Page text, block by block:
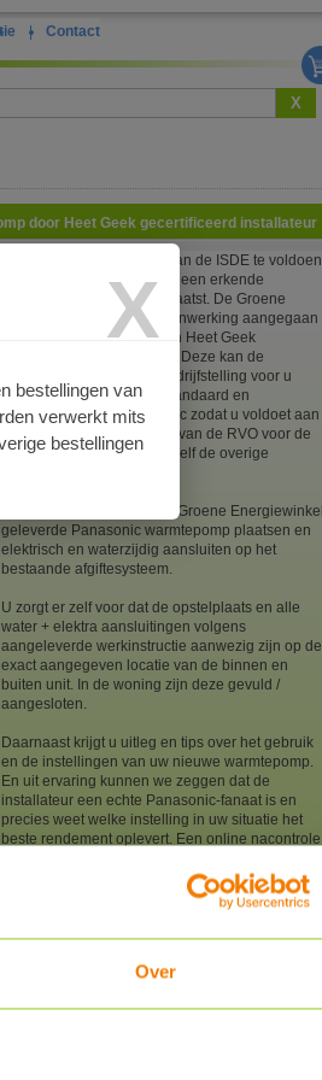
Over
| Contact
X
X
bestellingen van
verwerkt mits
bestellingen
door Heet Geek gecertificeerd installateur
Om aan de voorwaarden van de ISDE te voldoen
dient de warmtepomp door een erkende
installateur te worden geplaatst. De Groene
Energiewinkel is een samenwerking aangegaan
met een door Panasonic en Heet Geek
gecertificeerde installateur. Deze kan de
montage en complete inbedrijfstelling voor u
doen conform de laatste standaard en
voorschriften van Panasonic zodat u voldoet aan
de installatie voorwaarden van de RVO voor de
subsidie. Check uiteraard zelf de overige
De installateur zal de door Groene Energiewinkel
geleverde Panasonic warmtepomp plaatsen en
elektrisch en waterzijdig aansluiten op het
bestaande afgiftesysteem.
U zorgt er zelf voor dat de opstelplaats en alle
water + elektra aansluitingen volgens
aangeleverde werkinstructie aanwezig zijn op de
exact aangegeven locatie van de binnen en
buiten unit. In de woning zijn deze gevuld /
aangesloten.
Daarnaast krijgt u uitleg en tips over het gebruik
en de instellingen van uw nieuwe warmtepomp.
En uit ervaring kunnen we zeggen dat de
installateur een echte Panasonic-fanaat is en
precies weet welke instelling in uw situatie het
beste rendement oplevert. Een online nacontrole
Panasonic J-generatie monoblock€799,-
Panasonic M-generatie Bibloc / All in one